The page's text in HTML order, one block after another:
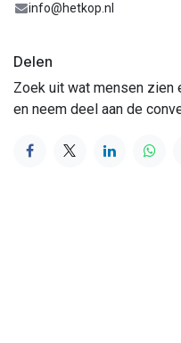
info@hetkop.nl
Delen
Zoek uit wat mensen zien
en neem deel aan de